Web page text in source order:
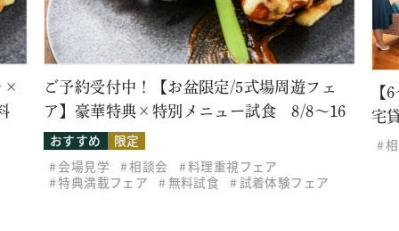
【6～30名様アットホームウェディング】邸
宅貸切家族会食
相談会 無料試食